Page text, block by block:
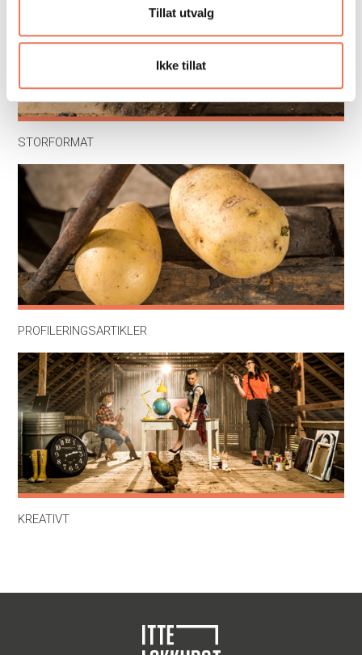
Tillat utvalg
Ikke tillat
STORFORMAT
PROFILERINGSARTIKLER
KREATIVT